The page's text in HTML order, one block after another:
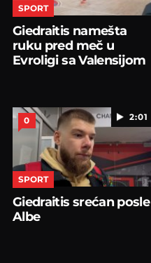
SPORT
Giedraitis namešta
ruku pred meč u
Evroligi sa Valensijom
2:01
0
SPORT
Giedraitis srećan posle
Albe